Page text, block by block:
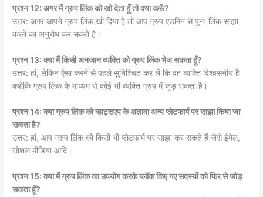
प्रश्न 12: अगर मैं ग्रुप लिंक को खो देता हूँ तो क्या करूँ?
उत्तर: अगर आपने ग्रुप लिंक खो दिया है तो आप ग्रुप एडमिन से पुनः लिंक साझा
करने का अनुरोध कर सकते हैं।
प्रश्न 13: क्या मैं किसी अनजान व्यक्ति को ग्रुप लिंक भेज सकता हूँ?
उत्तर: हां, लेकिन ऐसा करने से पहले सुनिश्चित कर लें कि वह व्यक्ति विश्वसनीय है
क्योंकि ग्रुप लिंक के माध्यम से कोई भी व्यक्ति ग्रुप में जुड़ सकता है।
प्रश्न 14: क्या ग्रुप लिंक को व्हाट्सएप के अलावा अन्य प्लेटफार्म पर साझा किया जा
सकता है?
उत्तर: हां, आप ग्रुप लिंक को किसी भी प्लेटफार्म पर साझा कर सकते हैं जैसे ईमेल,
सोशल मीडिया आदि।
प्रश्न 15: क्या मैं ग्रुप लिंक का उपयोग करके ब्लॉक किए गए सदस्यों को फिर से जोड़
सकता हूँ?